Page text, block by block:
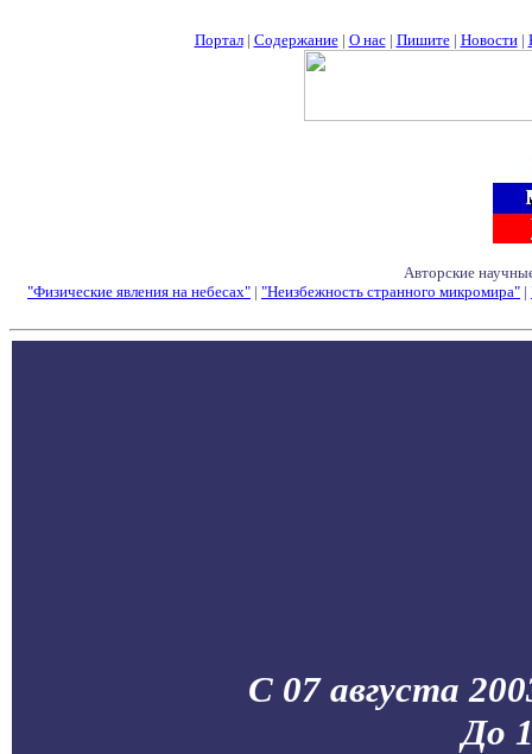
Портал| Содержание| О нас| Пишите| Новости|
Авторские
"Физические явления на небесах" | "Неизбежность странного микромира" |
С 07 августа
До